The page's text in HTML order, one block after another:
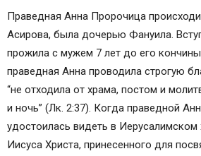
Молитва праведной Анне
Житийная и научно-историческая
праведной Анне Пророчице,
Читайте также:
Православные иконы и молитвы
Информационный сайт про иконы,
православные традиции.
Праведная Анна Пророчица
Асирова, была дочерью Фануила.
прожила с мужем 7 лет до его
праведная Анна проводила строгую
“не отходила от храма, постом и
и ночь” (Лк. 2:37). Когда праведной
удостоилась видеть в
Иисуса Христа, принесенного для